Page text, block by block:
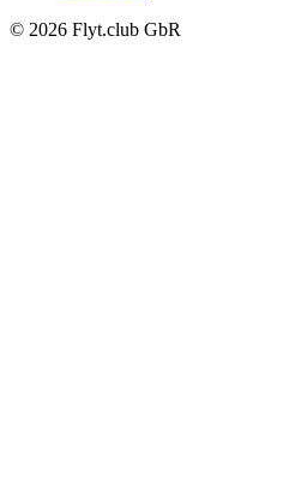
© 2026 Flyt.club GbR